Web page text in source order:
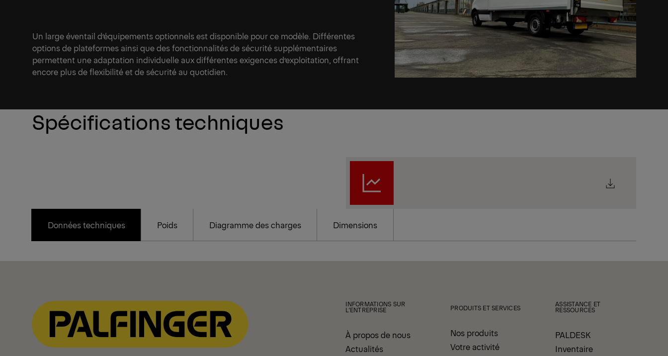
Un large éventail d’équipements optionnels est disponible pour ce modèle. Différentes
options de plateformes ainsi que des fonctionnalités de sécurité supplémentaires
permettent une adaptation individuelle aux différentes exigences d’exploitation, offrant
encore plus de flexibilité et de sécurité au quotidien.
Spécifications techniques
Données techniques Poids Diagramme des charges Dimensions
INFORMATIONS SUR
L'ENTREPRISE
À propos de nous
Actualités
PRODUITS ET SERVICES
Nos produits
Votre activité
ASSISTANCE ET
RESSOURCES
PALDESK
Inventaire